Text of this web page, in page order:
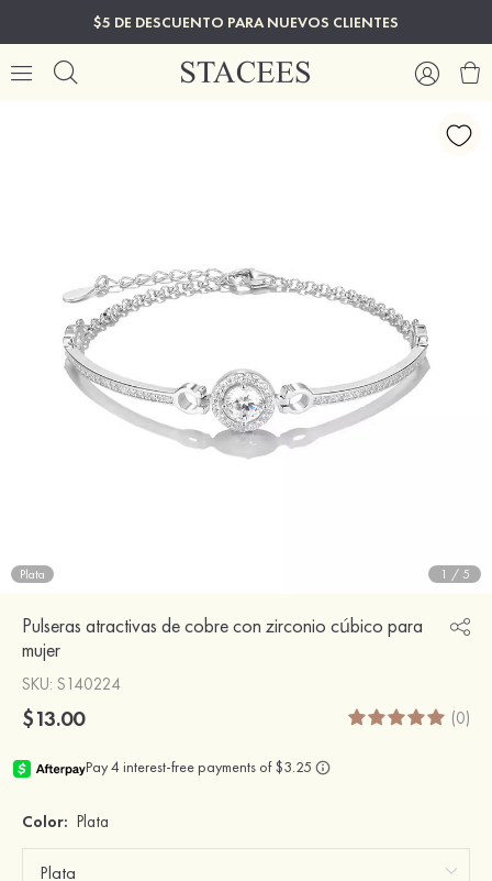
$5 DE DESCUENTO PARA NUEVOS CLIENTES
Plata 1 / 5
Pulseras atractivas de cobre con zirconio cúbico para
mujer
SKU: S140224
$13.00 (0)
Color: Plata